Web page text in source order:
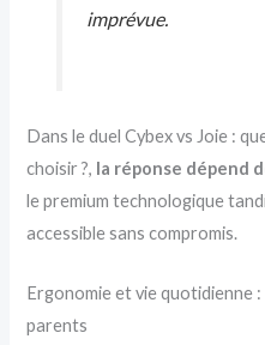
imprévue.
Dans le duel Cybex vs Joie :
choisir ?, la réponse dépend
le premium technologique
accessible sans compromis.
Ergonomie et vie quotidienne
parents